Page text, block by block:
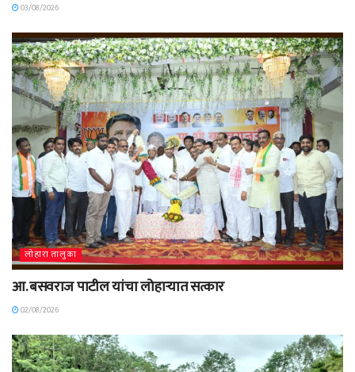
03/08/2026
लोहारा तालुका
आ. बसवराज पाटील यांचा लोहाऱ्यात सत्कार
02/08/2026